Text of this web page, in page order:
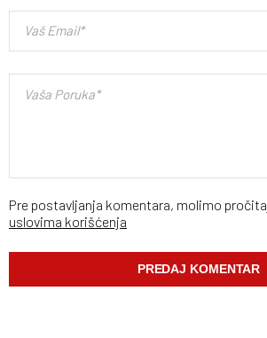
Pre postavljanja komentara, molimo
uslovima korišćenja